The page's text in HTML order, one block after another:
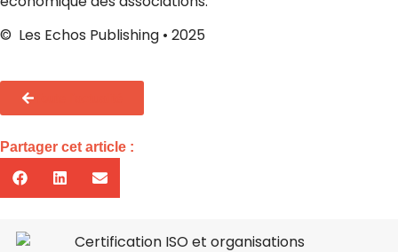
© Les Echos Publishing • 2025
Partager cet article :